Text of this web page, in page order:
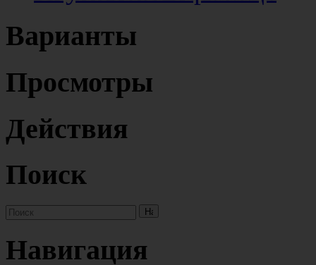
Варианты
Просмотры
Действия
Поиск
Навигация